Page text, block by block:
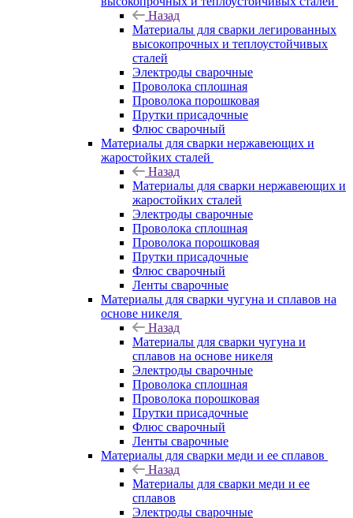
Назад
Материалы для сварки легированных
высокопрочных и теплоустойчивых
сталей
Электроды сварочные
Проволока сплошная
Проволока порошковая
Прутки присадочные
Флюс сварочный
Материалы для сварки нержавеющих и
жаростойких сталей
Назад
Материалы для сварки нержавеющих и
жаростойких сталей
Электроды сварочные
Проволока сплошная
Проволока порошковая
Прутки присадочные
Флюс сварочный
Ленты сварочные
Материалы для сварки чугуна и сплавов на
основе никеля
Назад
Материалы для сварки чугуна и
сплавов на основе никеля
Электроды сварочные
Проволока сплошная
Проволока порошковая
Прутки присадочные
Флюс сварочный
Ленты сварочные
Материалы для сварки меди и ее сплавов
Назад
Материалы для сварки меди и ее
сплавов
Электроды сварочные